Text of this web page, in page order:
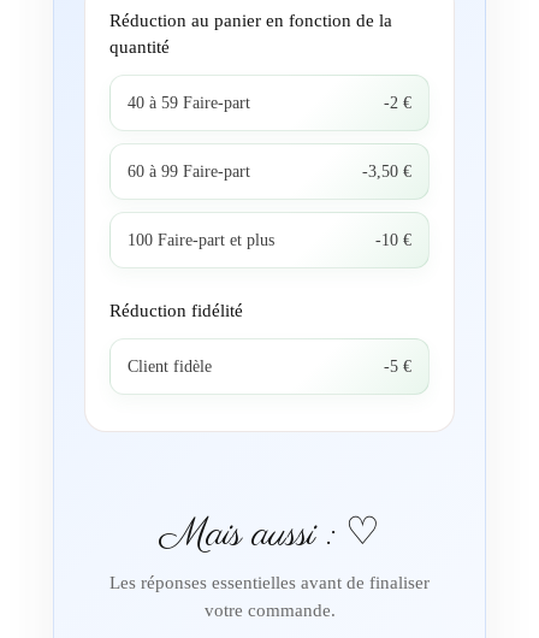
Réduction au panier en fonction de la
quantité
40 à 59 Faire-part -2 €
60 à 99 Faire-part -3,50 €
100 Faire-part et plus -10 €
Réduction fidélité
Client fidèle -5 €
Mais aussi : ♡
Les réponses essentielles avant de finaliser
votre commande.